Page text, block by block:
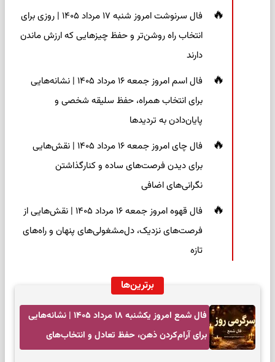
فال سرنوشت امروز شنبه ۱۷ مرداد ۱۴۰۵ | روزی برای
انتخاب راه روشن‌تر و حفظ چیزهایی که ارزش ماندن
دارند
فال اسم امروز جمعه ۱۶ مرداد ۱۴۰۵ | نشانه‌هایی
برای انتخاب همراه، حفظ سلیقه شخصی و
پایان‌دادن به تردیدها
فال چای امروز جمعه ۱۶ مرداد ۱۴۰۵ | نقش‌هایی
برای دیدن فرصت‌های ساده و کنارگذاشتن
نگرانی‌های اضافی
فال قهوه امروز جمعه ۱۶ مرداد ۱۴۰۵ | نقش‌هایی از
فرصت‌های نزدیک، دل‌مشغولی‌های پنهان و راه‌های
تازه
برترین‌ها
فال شمع امروز یکشنبه ۱۸ مرداد ۱۴۰۵ | نشانه‌هایی
برای آرام‌کردن ذهن، حفظ تعادل و انتخاب‌های